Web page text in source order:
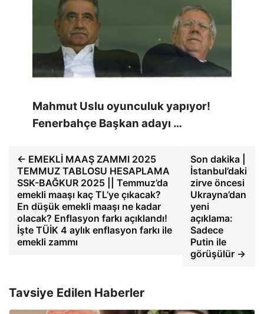
Mahmut Uslu oyunculuk yapıyor!
Fenerbahçe Başkan adayı …
← EMEKLİ MAAŞ ZAMMI 2025
TEMMUZ TABLOSU HESAPLAMA
SSK-BAĞKUR 2025 || Temmuz’da
emekli maaşı kaç TL’ye çıkacak?
En düşük emekli maaşı ne kadar
olacak? Enflasyon farkı açıklandı!
İşte TÜİK 4 aylık enflasyon farkı ile
emekli zammı
Son dakika |
İstanbul’daki
zirve öncesi
Ukrayna’dan
yeni
açıklama:
Sadece
Putin ile
görüşülür →
Tavsiye Edilen Haberler